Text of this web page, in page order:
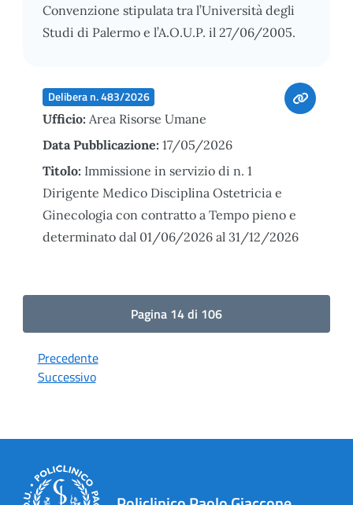
Convenzione stipulata tra l’Università degli
Studi di Palermo e l’A.O.U.P. il 27/06/2005.
Delibera n. 483/2026
Ufficio: Area Risorse Umane
Data Pubblicazione: 17/05/2026
Titolo: Immissione in servizio di n. 1
Dirigente Medico Disciplina Ostetricia e
Ginecologia con contratto a Tempo pieno e
determinato dal 01/06/2026 al 31/12/2026
Pagina 14 di 106
Precedente
Successivo